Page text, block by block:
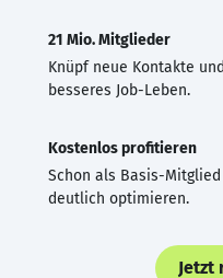
21 Mio. Mitglieder
Knüpf neue Kontakte
besseres Job-Leben.
Kostenlos profitieren
Schon als Basis-
deutlich optimieren.
Jetzt